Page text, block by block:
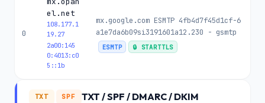
0
el.net
108.177.1
19.27
2a00:145
0:4013:c0
5::1b
mx.google.com ESMTP 4fb4d7f45d1cf-6
a1e7da6b09si3191601a12.230 - gsmtp
ESMTP 🔒 STARTTLS
TXT SPF TXT / SPF / DMARC / DKIM